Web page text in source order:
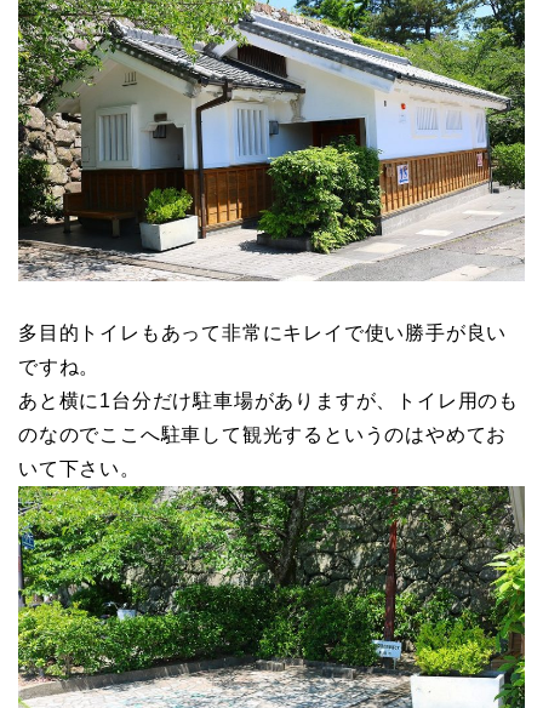
多目的トイレもあって非常にキレイで使い勝手が良い
ですね。
あと横に1台分だけ駐車場がありますが、トイレ用のも
のなのでここへ駐車して観光するというのはやめてお
いて下さい。